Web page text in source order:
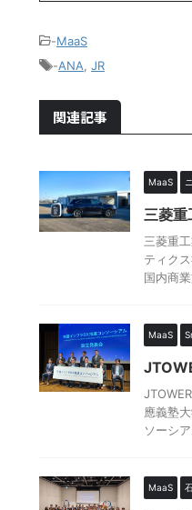
-MaaS
-ANA, JR
関連記事
MaaS
三菱重
三菱重
ティク
国内商
MaaS
應義塾
ソーシ
MaaS